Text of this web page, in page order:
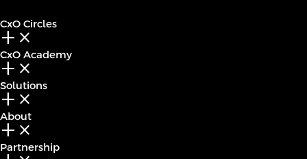
CxO Circles
add_2 close
CxO Academy
add_2 close
Solutions
add_2 close
About
add_2 close
Partnership